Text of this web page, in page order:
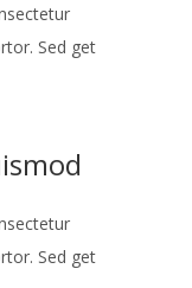
Sed get
Sed get